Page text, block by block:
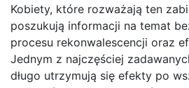
Kobiety, które rozważają ten
poszukują informacji na temat
procesu rekonwalescencji oraz
Jednym z najczęściej
długo utrzymują się efekty po